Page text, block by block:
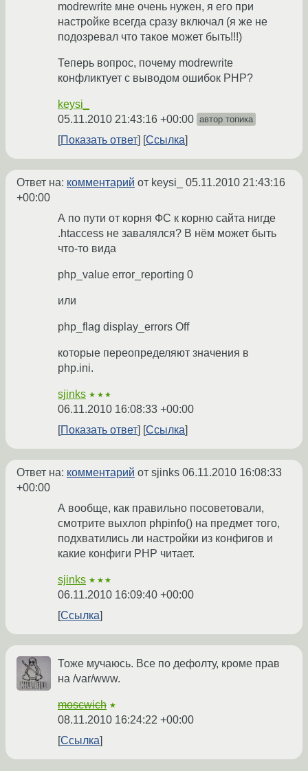
modrewrite мне очень нужен, я его при
настройке всегда сразу включал (я же не
подозревал что такое может быть!!!)
Теперь вопрос, почему modrewrite
конфликтует с выводом ошибок PHP?
keysi_
05.11.2010 21:43:16 +00:00 автор топика
Показать ответ Ссылка
Ответ на: комментарий от keysi_ 05.11.2010 21:43:16
+00:00
А по пути от корня ФС к корню сайта нигде
.htaccess не завалялся? В нём может быть
что-то вида
php_value error_reporting 0
или
php_flag display_errors Off
которые переопределяют значения в
php.ini.
sjinks ★★★
06.11.2010 16:08:33 +00:00
Показать ответ
Ссылка
Ответ на: комментарий от sjinks 06.11.2010 16:08:33
+00:00
А вообще, как правильно посоветовали,
смотрите выхлоп phpinfo() на предмет того,
подхватились ли настройки из конфигов и
какие конфиги PHP читает.
sjinks ★★★
06.11.2010 16:09:40 +00:00
Ссылка
Тоже мучаюсь. Все по дефолту, кроме прав
на /var/www.
moscwich ★
08.11.2010 16:24:22 +00:00
Ссылка